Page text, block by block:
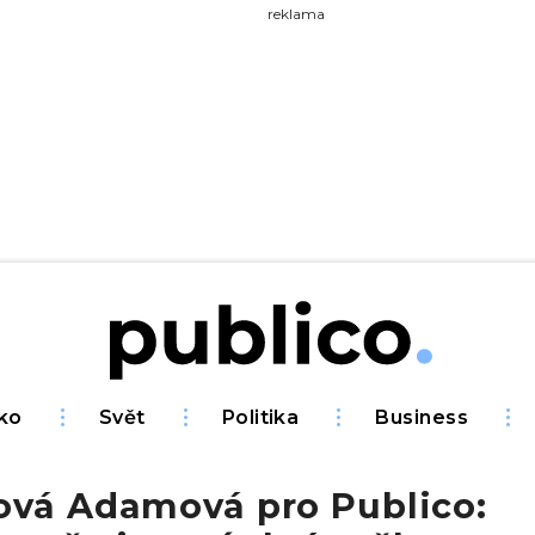
reklama
Svět Politika Business
Adamová pro Publico:
na Publiku